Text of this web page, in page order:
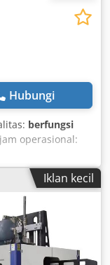
Hubungi
berfungsi
operasional:
Hd Hopfx Afhskr
Iklan kecil